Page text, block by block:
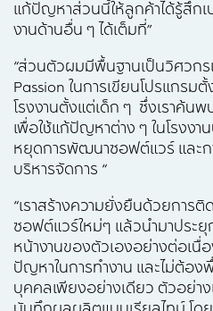
แก้ปัญหาส่วนนี้ให้ลูกค้าได้รู้สึกเบ
งานด้านอื่น ๆ ได้เต็มที่”
“ส่วนตัวผมมีพื้นฐานเป็นวิศวกร
Passion ในการเขียนโปรแกร
โรงงานตั้งแต่เด็ก ๆ ซึ่งเราค้น
เพื่อใช้แก้ปัญหาต่าง ๆ ในโรงงา
หยุดการพัฒนาซอฟต์แวร์ และก
บริหารจัดการ “
“เราสร้างความยั่งยืนด้วยการ
ซอฟต์แวร์ใหม่ๆ แล้วนำมาประยุ
หน้างานของตัวเองอย่างต่อเนื่
ปัญหาในการทำงาน และไม่ต้อง
บุคคลเพียงอย่างเดียว ตัวอย่าง